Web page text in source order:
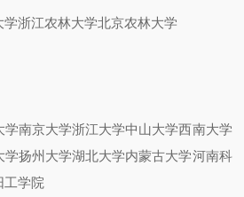
学浙江农林大学北京农林大学
学南京大学浙江大学中山大学西南大学
学扬州大学湖北大学内蒙古大学河南科
工学院